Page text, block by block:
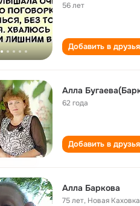
56 лет
Добавить в друзья
Алла
62 года
Добавить в друзья
Алла Баркова
75 лет, Новая Каховка